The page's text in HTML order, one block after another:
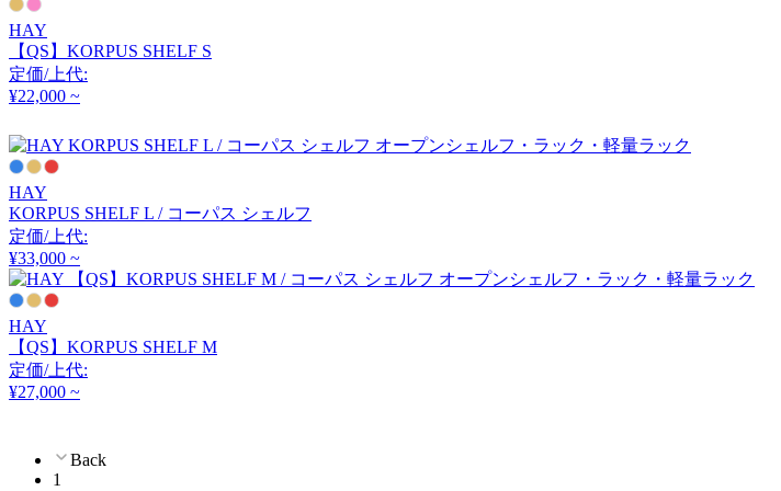
コサイン
CRUSH CRASH PROJECT
ロジェクト
DUENDE
DULTON
HAY
【QS】KORPUS SHELF S
定価/上代:
¥22,000 ~
HAY
KORPUS SHELF L / コーパス シェルフ
定価/上代:
¥33,000 ~
HAY
【QS】KORPUS SHELF M
定価/上代:
¥27,000 ~
Back
1